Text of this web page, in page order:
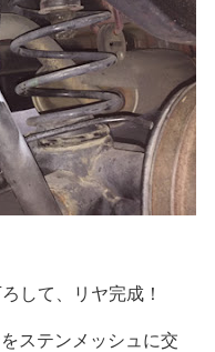
して、リヤ完成！
ステンメッシュに交